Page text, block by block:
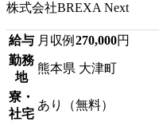
株式会社BREXA Next
給与 月収例 270,000円
勤務
地
熊本県 大津町
寮・
社宅
あり（無料）